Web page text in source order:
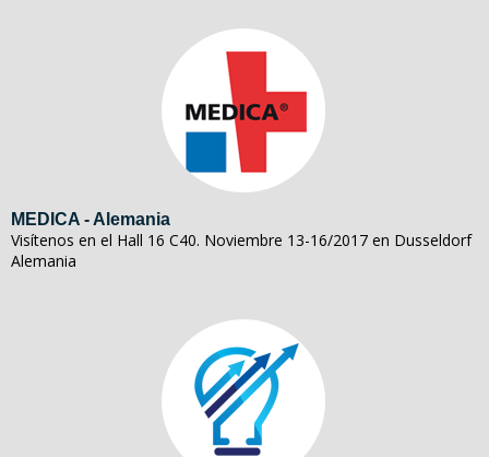
MEDICA - Alemania
Visítenos en el Hall 16 C40. Noviembre 13-16/2017 en Dusseldorf
Alemania